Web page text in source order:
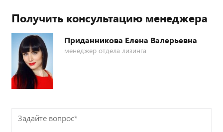
Получить консультацию менеджера
Приданникова Елена Валерьевна
менеджер отдела лизинга
Задайте
вопрос*